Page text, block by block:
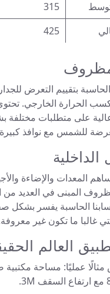
315
425
مظروف
الحاسبة بتقييم التعرض
الحرارة الخارجي. تحتوي
على متطلبات مختلفة
للشمس مع نوافذ
الداخلية
المعدات والإضاءة
المبنى في العديد من
الحاسبة يفسر بشكل
غالبا ما تكون غير
العالم